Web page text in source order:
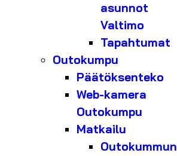
asunnot
Valtimo
Tapahtumat
Outokumpu
Päätöksenteko
Web-kamera
Outokumpu
Matkailu
Outokummun